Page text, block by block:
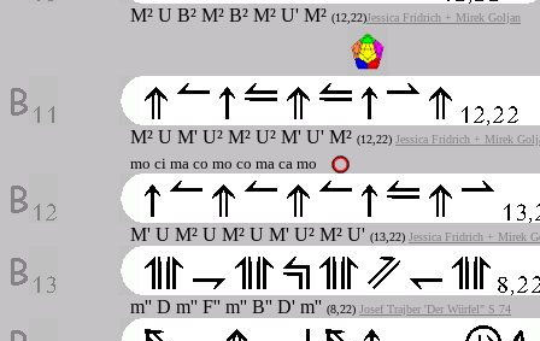
M² U B² M² B² M² U' M² (12,22)Jessica Fridrich + Mirek Goljan
M² U M' U² M² U² M' U' M² (12,22) Jessica Fridrich + Mirek
mo ci ma co mo co ma ca mo
M' U M² U M² U M' U² M² U' (13,22) Jessica Fridrich + Mirek
m'' D m'' F'' m'' B'' D' m'' (8,22) Josef Trajber 'Der Würfel" S 74